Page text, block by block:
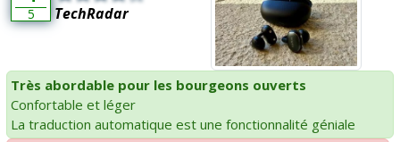
5 TechRadar
Très abordable pour les bourgeons ouverts
Confortable et léger
La traduction automatique est une fonctionnalité géniale